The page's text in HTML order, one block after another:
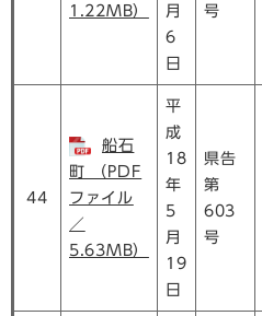
1.22MB）
月
6
日
号
44
船石
町 （PDF
ファイル
／
5.63MB）
平
成
18
年
5
月
19
日
県告
第
603
号